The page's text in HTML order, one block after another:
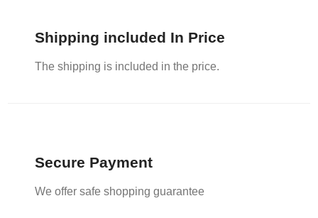
Shipping included In Price
The shipping is included in the price.
Secure Payment
We offer safe shopping guarantee